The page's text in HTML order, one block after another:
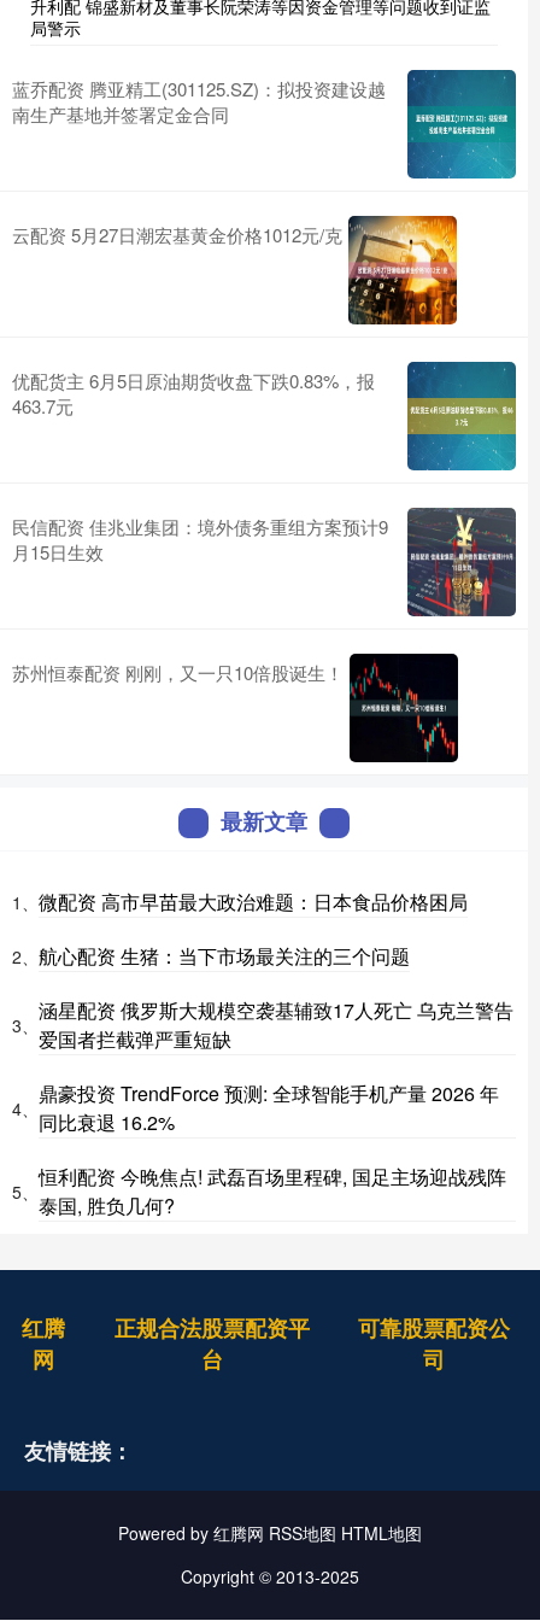
升利配 锦盛新材及董事长阮荣涛等因资金管理等问题收到证监
局警示
蓝乔配资 腾亚精工(301125.SZ)：拟投资建设越
南生产基地并签署定金合同
云配资 5月27日潮宏基黄金价格1012元/克
优配货主 6月5日原油期货收盘下跌0.83%，报
463.7元
民信配资 佳兆业集团：境外债务重组方案预计9
月15日生效
苏州恒泰配资 刚刚，又一只10倍股诞生！
最新文章
1、 微配资 高市早苗最大政治难题：日本食品价格困局
2、 航心配资 生猪：当下市场最关注的三个问题
3、
涵星配资 俄罗斯大规模空袭基辅致17人死亡 乌克兰警告
爱国者拦截弹严重短缺
4、
鼎豪投资 TrendForce 预测: 全球智能手机产量 2026 年
同比衰退 16.2%
5、
恒利配资 今晚焦点! 武磊百场里程碑, 国足主场迎战残阵
泰国, 胜负几何?
红腾
网
正规合法股票配资平
台
可靠股票配资公
司
友情链接：
Powered by 红腾网 RSS地图 HTML地图
Copyright © 2013-2025